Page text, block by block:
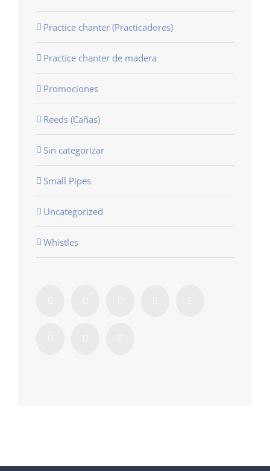
Practice chanter (Practicadores)
Practice chanter de madera
Promociones
Reeds (Cañas)
Sin categorizar
Small Pipes
Uncategorized
Whistles